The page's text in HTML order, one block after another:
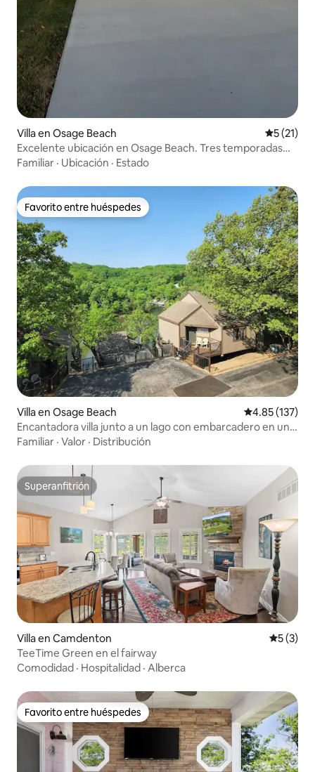
Villa en Osage Beach
5 (21)
Excelente ubicación en Osage Beach. Tres temporadas
MM 21
Familiar · Ubicación · Estado
Favorito entre huéspedes
Favorito entre huéspedes
Villa en Osage Beach Calificación
4.85 (137)
Encantadora villa junto a un lago con embarcadero en una
cala tranquila
Familiar · Valor · Distribución
Superanfitrión
Superanfitrión
Villa en Camdenton
5 (3)
TeeTime Green en el fairway
Comodidad · Hospitalidad · Alberca
Favorito entre huéspedes
Favorito entre huéspedes